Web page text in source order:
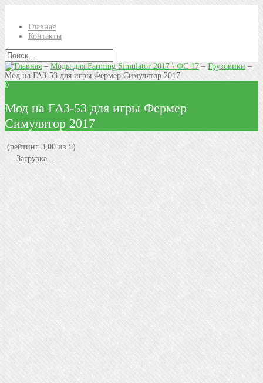
Главная
Контакты
–Моды для Farming Simulator 2017 \ ФС 17– Грузовики –
Мод на ГАЗ-53 для игры Фермер Симулятор 2017
0
Мод на ГАЗ-53 для игры Фермер
Симулятор 2017
(рейтинг 3,00 из 5)
Загрузка...